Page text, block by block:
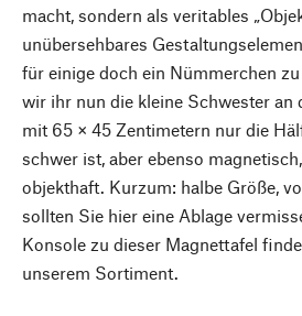
macht, sondern als veritables
unübersehbares
für einige doch ein Nümmerchen
wir ihr nun die kleine Schwester an
mit 65 × 45 Zentimetern nur die
schwer ist, aber ebenso
objekthaft. Kurzum: halbe Größe,
sollten Sie hier eine Ablage
Konsole zu dieser Magnettafel
unserem Sortiment.